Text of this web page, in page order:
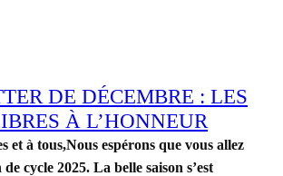
DE DÉCEMBRE : LES
À L’HONNEUR
et à tous,Nous espérons que vous allez
cycle 2025. La belle saison s’est